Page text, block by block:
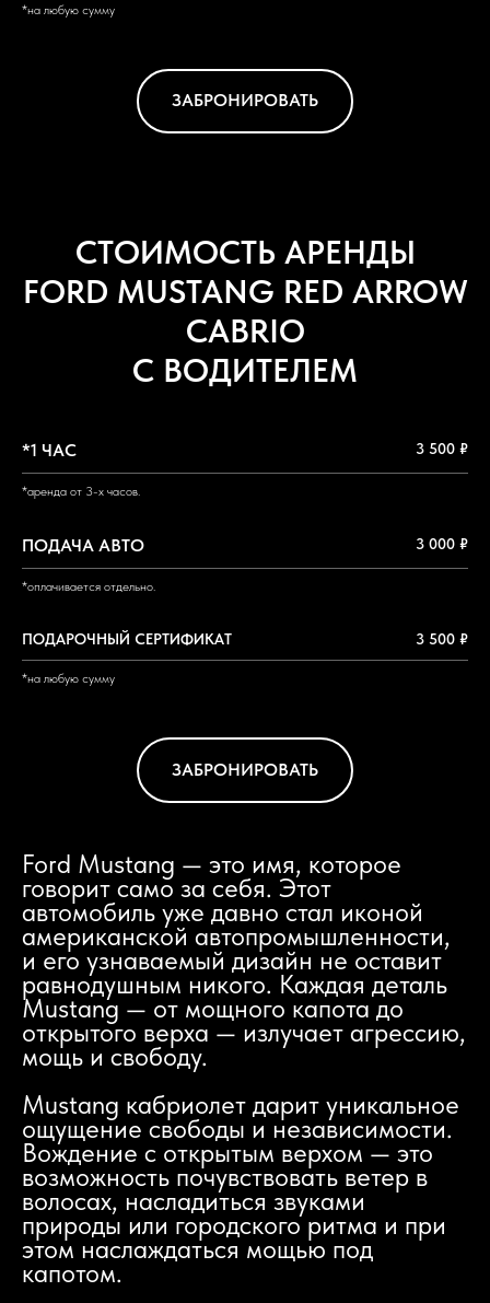
*на любую сумму
ЗАБРОНИРОВАТЬ
СТОИМОСТЬ АРЕНДЫ
FORD MUSTANG RED ARROW
CABRIO
С ВОДИТЕЛЕМ
*1 ЧАС 3 500 ₽
*аренда от 3-х часов.
ПОДАЧА АВТО 3 000 ₽
*оплачивается отдельно.
ПОДАРОЧНЫЙ СЕРТИФИКАТ 3 500 ₽
*на любую сумму
ЗАБРОНИРОВАТЬ
Ford Mustang — это имя, которое
говорит само за себя. Этот
автомобиль уже давно стал иконой
американской автопромышленности,
и его узнаваемый дизайн не оставит
равнодушным никого. Каждая деталь
Mustang — от мощного капота до
открытого верха — излучает агрессию,
мощь и свободу.
Mustang кабриолет дарит уникальное
ощущение свободы и независимости.
Вождение с открытым верхом — это
возможность почувствовать ветер в
волосах, насладиться звуками
природы или городского ритма и при
этом наслаждаться мощью под
капотом.